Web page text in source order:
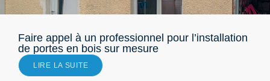
Faire appel à un professionnel pour l’installation
de portes en bois sur mesure
LIRE LA SUITE